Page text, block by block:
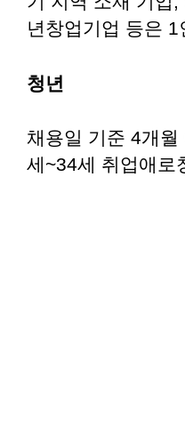
년창업기업 등은
청년
채용일 기준 4개
세~34세 취업애로